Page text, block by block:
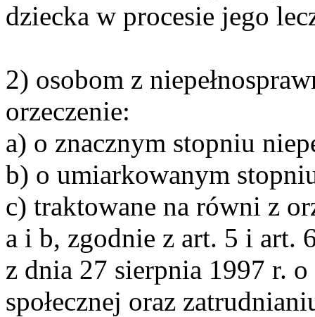
dziecka w procesie jego
2) osobom z
orzeczenie:
a) o znacznym stopniu
b) o umiarkowanym
c) traktowane na równi z
a i b, zgodnie z art. 5 i art.
z dnia 27 sierpnia 1997 r.
społecznej oraz